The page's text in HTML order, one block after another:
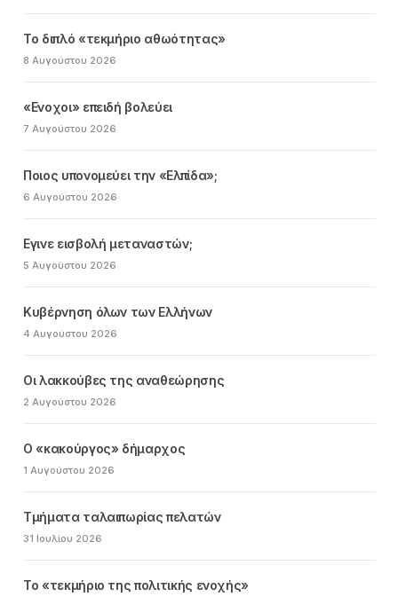
Το διπλό «τεκμήριο αθωότητας»
8 Αυγούστου 2026
«Ενοχοι» επειδή βολεύει
7 Αυγούστου 2026
Ποιος υπονομεύει την «Ελπίδα»;
6 Αυγούστου 2026
Εγινε εισβολή μεταναστών;
5 Αυγούστου 2026
Κυβέρνηση όλων των Ελλήνων
4 Αυγούστου 2026
Οι λακκούβες της αναθεώρησης
2 Αυγούστου 2026
Ο «κακούργος» δήμαρχος
1 Αυγούστου 2026
Τμήματα ταλαιπωρίας πελατών
31 Ιουλίου 2026
Το «τεκμήριο της πολιτικής ενοχής»